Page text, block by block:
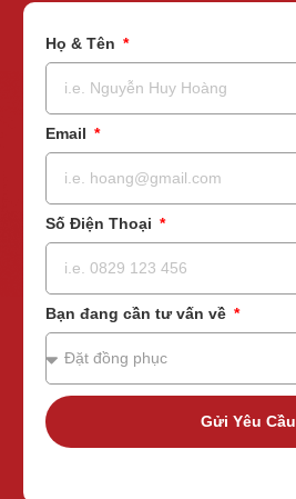
Họ & Tên
Email
Số Điện Thoại
Bạn đang cần tư vấn về
Gửi Yêu Cầu